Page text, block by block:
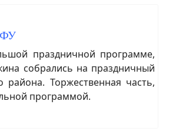
праздничной программе,
собрались на праздничный
района. Торжественная часть,
программой.